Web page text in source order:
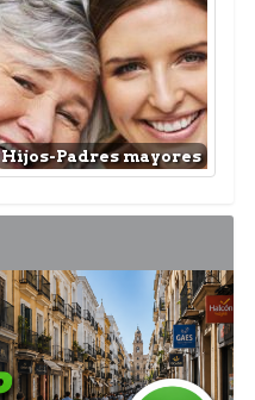
Hijos-Padres mayores